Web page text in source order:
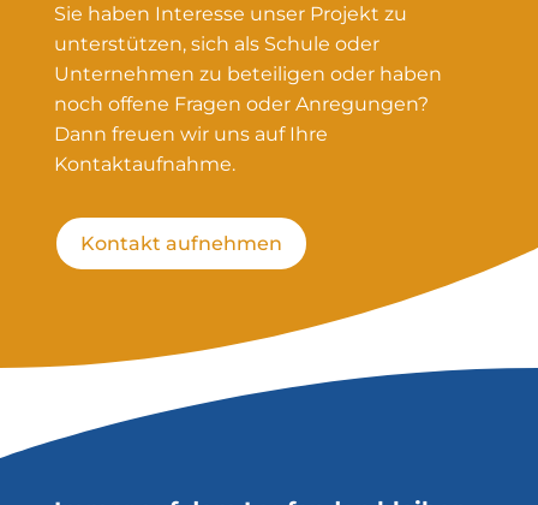
Sie haben Interesse unser Projekt zu
unterstützen, sich als Schule oder
Unternehmen zu beteiligen oder haben
noch offene Fragen oder Anregungen?
Dann freuen wir uns auf Ihre
Kontaktaufnahme.
Kontakt aufnehmen